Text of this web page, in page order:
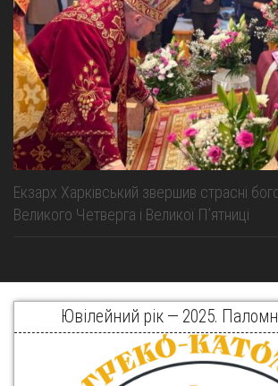
Екзарх Харківський звершив страсні
Великого Четверга і Великої Пʼятниці
Ювілейний рік — 2025.